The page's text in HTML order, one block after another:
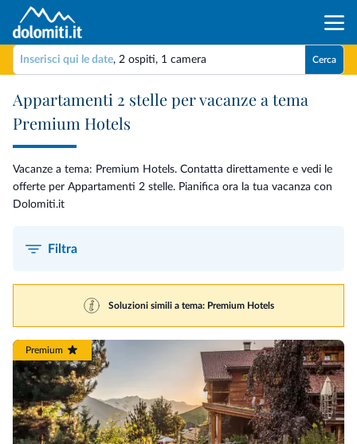
Inserisci qui le date, 2 ospiti, 1 camera Cerca
Appartamenti 2 stelle per vacanze a tema
Premium Hotels
Vacanze a tema: Premium Hotels. Contatta direttamente e vedi le
offerte per Appartamenti 2 stelle. Pianifica ora la tua vacanza con
Dolomiti.it
Filtra
Soluzioni simili a tema: Premium Hotels
Premium